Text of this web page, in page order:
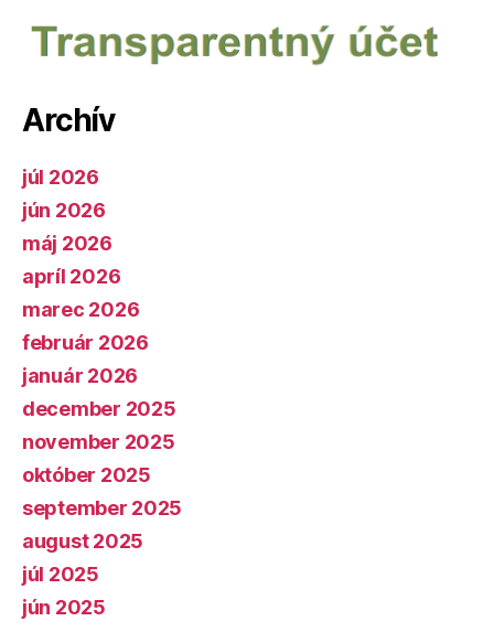
Archív
júl 2026
jún 2026
máj 2026
apríl 2026
marec 2026
február 2026
január 2026
december 2025
november 2025
október 2025
september 2025
august 2025
júl 2025
jún 2025